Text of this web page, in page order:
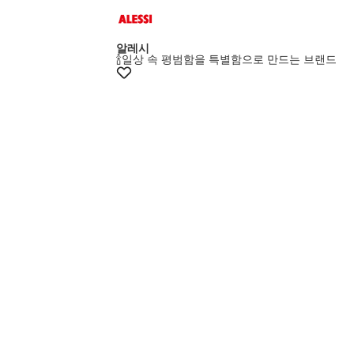
멤버스20%쿠폰
알레시
🍾일상 속 평범함을 특별함으로 만드는 브랜드